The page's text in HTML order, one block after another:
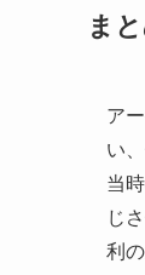
ま
ア
い
当
じ
利